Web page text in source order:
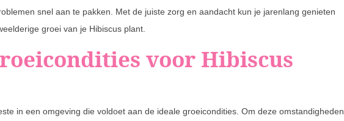
snel aan te pakken. Met de juiste zorg en aandacht kun je jarenlang genieten
groei van je Hibiscus plant.
voor Hibiscus
in een omgeving die voldoet aan de ideale groeicondities. Om deze omstandigheden